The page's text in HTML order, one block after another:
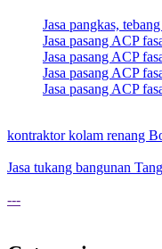
Jasa pangkas,
Jasa pasang ACP
Jasa pasang ACP
Jasa pasang ACP
Jasa pasang ACP
kontraktor kolam renang
Jasa tukang bangunan
---